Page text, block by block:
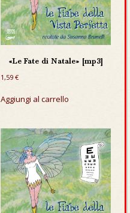
«Le Fate di Natale» [mp3]
1,59 €
Aggiungi al carrello